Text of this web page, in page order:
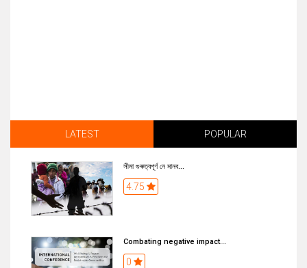
LATEST POPULAR
সীমা গুৰুত্বপূৰ্ণ নে মানব...
4.75
Combating negative impact...
0